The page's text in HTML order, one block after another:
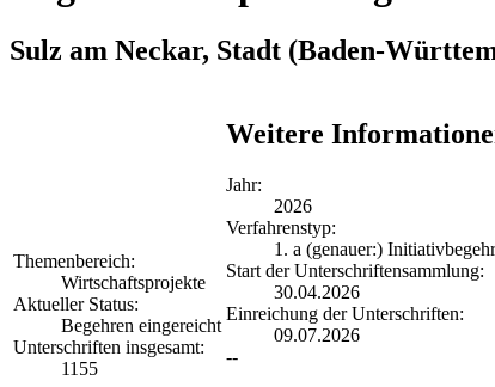
Sulz am Neckar, Stadt (Baden-
Themenbereich:
Wirtschaftsprojekte
Aktueller Status:
Begehren eingereicht
Unterschriften insgesamt:
1155
Weitere
Jahr:
2026
Verfahrenstyp:
1. a (genauer:)
Start der Unterschriftensammlung:
30.04.2026
Einreichung der Unterschriften:
09.07.2026
--